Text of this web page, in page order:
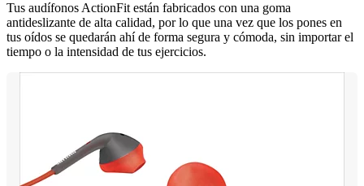
Tus audífonos ActionFit están fabricados con una goma
antideslizante de alta calidad, por lo que una vez que los pones en
tus oídos se quedarán ahí de forma segura y cómoda, sin importar el
tiempo o la intensidad de tus ejercicios.